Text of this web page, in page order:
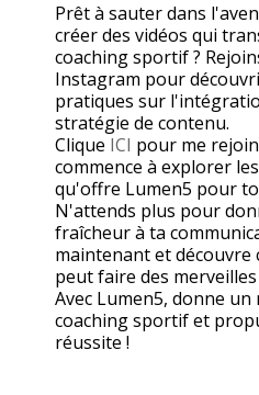
Prêt à sauter dans
créer des vidéos qui
coaching sportif ?
Instagram pour
pratiques sur
stratégie de contenu.
Clique ICI pour me
commence à explorer
qu'offre Lumen5 pour
N'attends plus pour
fraîcheur à ta
maintenant et découvre
peut faire des
Avec Lumen5, donne
coaching sportif et
réussite !